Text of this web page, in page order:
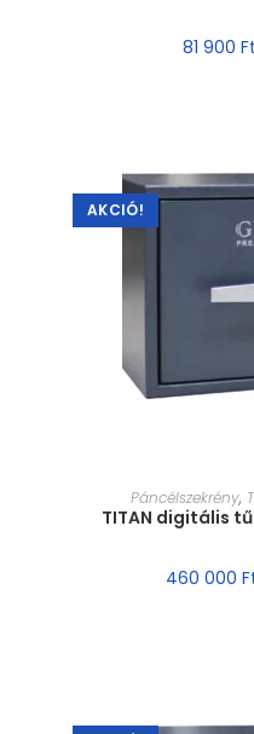
81 900 Ft
AKCIÓ!
MÉRET
Páncélszekrény,
TITAN digitális
460 000